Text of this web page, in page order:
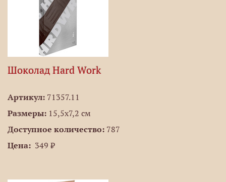
Шоколад Hard Work
Артикул: 71357.11
Размеры: 15,5х7,2 см
Доступное количество: 787
Цена: 349 ₽